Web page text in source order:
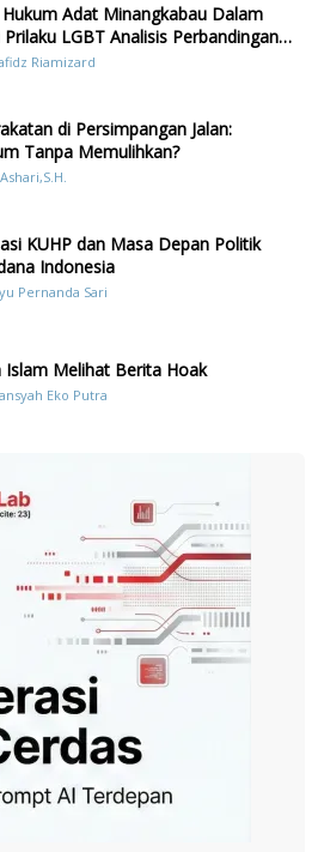
Hukum Adat Minangkabau Dalam
LGBT Analisis Perbandingan
Pidana
Riamizard
di Persimpangan Jalan:
Tanpa Memulihkan?
KUHP dan Masa Depan Politik
Indonesia
Pernanda Sari
Islam Melihat Berita Hoak
Eko Putra